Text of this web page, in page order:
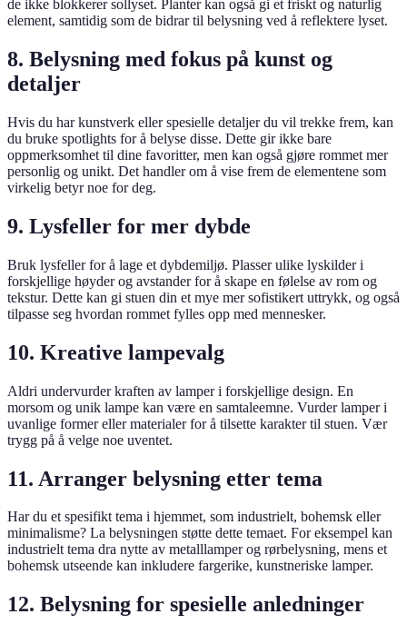
de ikke blokkerer sollyset. Planter kan også gi et friskt og naturlig
element, samtidig som de bidrar til belysning ved å reflektere lyset.
8. Belysning med fokus på kunst og
detaljer
Hvis du har kunstverk eller spesielle detaljer du vil trekke frem, kan
du bruke spotlights for å belyse disse. Dette gir ikke bare
oppmerksomhet til dine favoritter, men kan også gjøre rommet mer
personlig og unikt. Det handler om å vise frem de elementene som
virkelig betyr noe for deg.
9. Lysfeller for mer dybde
Bruk lysfeller for å lage et dybdemiljø. Plasser ulike lyskilder i
forskjellige høyder og avstander for å skape en følelse av rom og
tekstur. Dette kan gi stuen din et mye mer sofistikert uttrykk, og også
tilpasse seg hvordan rommet fylles opp med mennesker.
10. Kreative lampevalg
Aldri undervurder kraften av lamper i forskjellige design. En
morsom og unik lampe kan være en samtaleemne. Vurder lamper i
uvanlige former eller materialer for å tilsette karakter til stuen. Vær
trygg på å velge noe uventet.
11. Arranger belysning etter tema
Har du et spesifikt tema i hjemmet, som industrielt, bohemsk eller
minimalisme? La belysningen støtte dette temaet. For eksempel kan
industrielt tema dra nytte av metalllamper og rørbelysning, mens et
bohemsk utseende kan inkludere fargerike, kunstneriske lamper.
12. Belysning for spesielle anledninger